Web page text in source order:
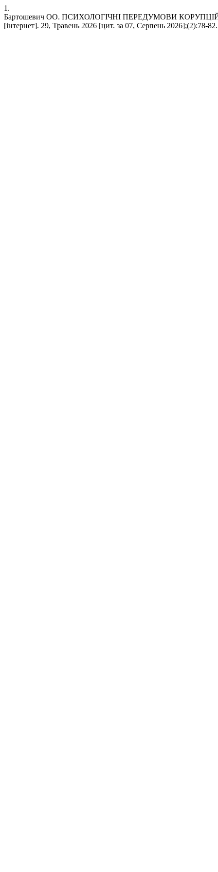
1.
Бартошевич ОО. ПСИХОЛОГІЧНІ ПЕРЕДУМОВИ
[інтернет]. 29, Травень 2026 [цит. за 07, Серпень 2026];(2):78-